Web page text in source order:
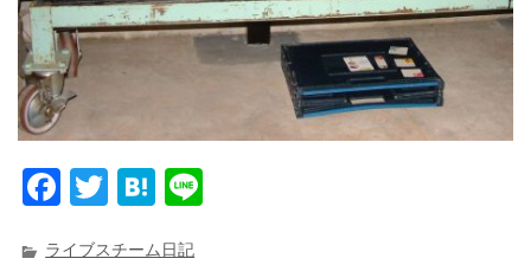
F
T
H
ライブスチーム日記